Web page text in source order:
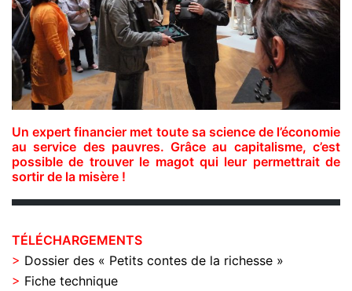
Un expert financier met toute sa science de l’économie
au service des pauvres. Grâce au capitalisme, c’est
possible de trouver le magot qui leur permettrait de
sortir de la misère !
TÉLÉCHARGEMENTS
> Dossier des « Petits contes de la richesse »
> Fiche technique